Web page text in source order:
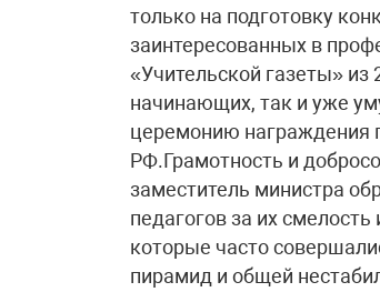
только на подготовку
заинтересованных в
«Учительской газеты» из
начинающих, так и уже
церемонию награждения
РФ.Грамотность и
заместитель министра
педагогов за их
которые часто
пирамид и общей